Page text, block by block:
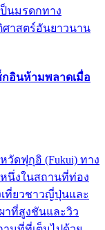
นมรดกทาง
าสตร์อันยาวนาน
กอินห้ามพลาดเมื่อ
วัดฟุกุอิ (Fukui) ทาง
นึ่งในสถานที่ท่อง
ที่ยวชาวญี่ปุ่นและ
าที่สูงชันและวิว